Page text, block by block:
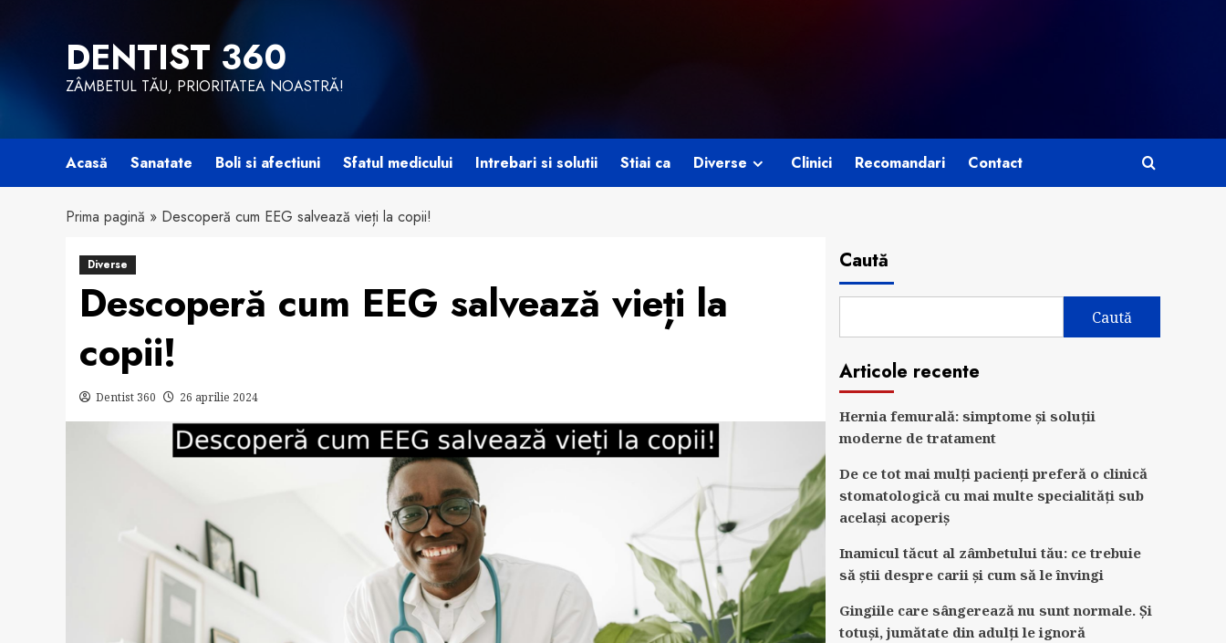
DENTIST 360
ZÂMBETUL TĂU, PRIORITATEA NOASTRĂ!
Acasă Sanatate Boli si afectiuni Sfatul medicului Intrebari si solutii Stiai ca Diverse Clinici Recomandari Contact
Prima pagină » Descoperă cum EEG salvează vieți la copii!
Diverse
Descoperă cum EEG salvează vieți la
copii!
Dentist 360 26 aprilie 2024
Caută
Caută
Articole recente
Hernia femurală: simptome și soluții
moderne de tratament
De ce tot mai mulți pacienți preferă o clinică
stomatologică cu mai multe specialități sub
același acoperiș
Inamicul tăcut al zâmbetului tău: ce trebuie
să știi despre carii și cum să le învingi
Gingiile care sângerează nu sunt normale. Și
totuși, jumătate din adulți le ignoră